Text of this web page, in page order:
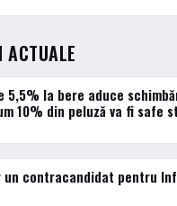
5,5% la bere aduce
10% din peluză va fi safe
un contracandidat pentru